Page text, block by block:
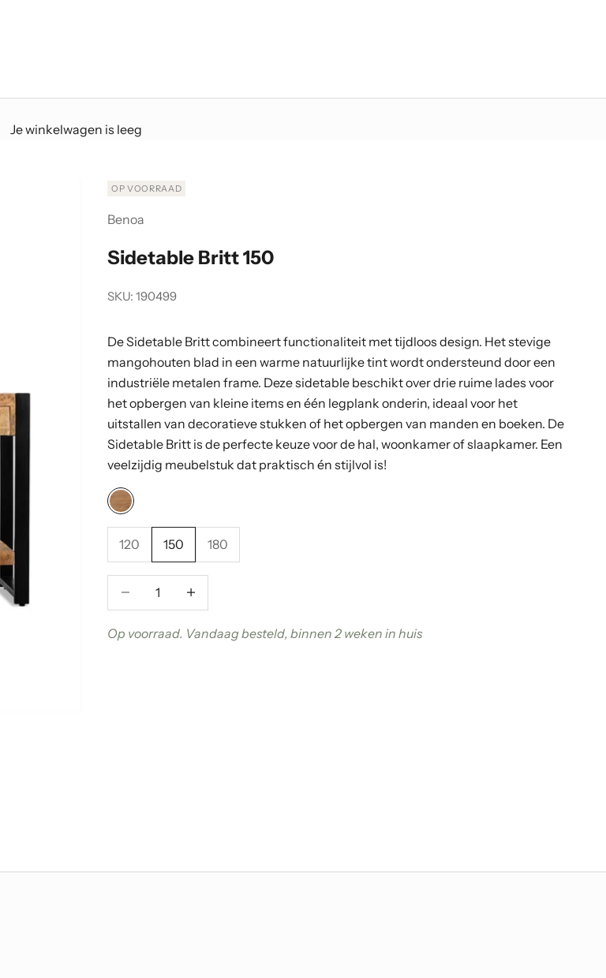
Je winkelwagen is leeg
OP VOORRAAD
Benoa
Sidetable Britt 150
SKU: 190499
De Sidetable Britt combineert functionaliteit met tijdloos design. Het stevige
mangohouten blad in een warme natuurlijke tint wordt ondersteund door een
industriële metalen frame. Deze sidetable beschikt over drie ruime lades voor
het opbergen van kleine items en één legplank onderin, ideaal voor het
uitstallen van decoratieve stukken of het opbergen van manden en boeken. De
Sidetable Britt is de perfecte keuze voor de hal, woonkamer of slaapkamer. Een
veelzijdig meubelstuk dat praktisch én stijlvol is!
Hout
120 150 180
Aantal verlagenAantal verlagen
Op voorraad. Vandaag besteld, binnen 2 weken in huis